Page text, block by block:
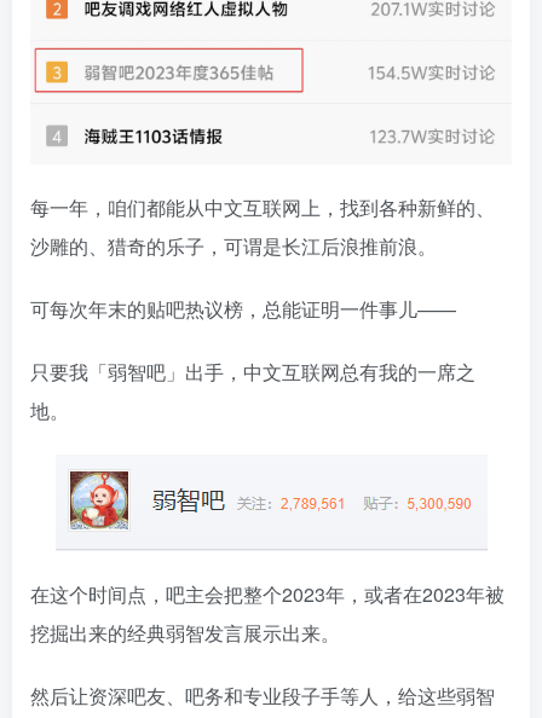
每一年，咱们都能从中文互联网上，找到各种新鲜的、
沙雕的、猎奇的乐子，可谓是长江后浪推前浪。
可每次年末的贴吧热议榜，总能证明一件事儿——
只要我「弱智吧」出手，中文互联网总有我的一席之
地。
在这个时间点，吧主会把整个2023年，或者在2023年被
挖掘出来的经典弱智发言展示出来。
然后让资深吧友、吧务和专业段子手等人，给这些弱智